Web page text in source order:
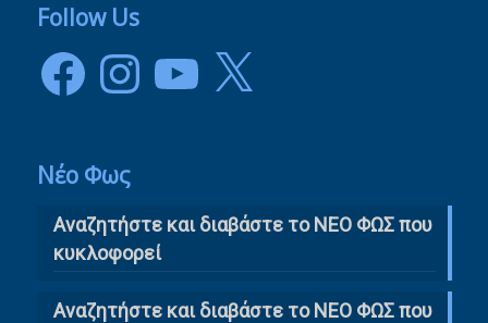
Follow Us
FacebookInstagramYouTube
X
Νέο Φως
Αναζητήστε και διαβάστε το NΕΟ ΦΩΣ που
κυκλοφορεί
Αναζητήστε και διαβάστε το ΝΕΟ ΦΩΣ που